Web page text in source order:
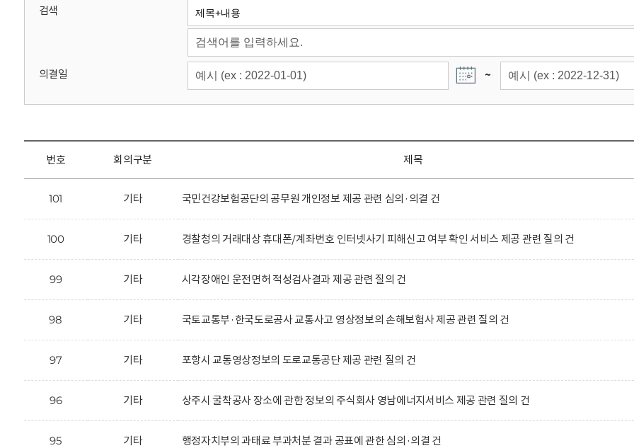
검색
의결일 ~
번호 회의구분 제목
101 기타 국민건강보험공단의 공무원 개인정보 제공 관련 심의·의결 건
100 기타 경찰청의 거래대상 휴대폰/계좌번호 인터넷사기 피해신고 여부 확인 서비스 제공 관련 질의 건
99 기타 시각장애인 운전면허 적성검사결과 제공 관련 질의 건
98 기타 국토교통부·한국도로공사 교통사고 영상정보의 손해보험사 제공 관련 질의 건
97 기타 포항시 교통영상정보의 도로교통공단 제공 관련 질의 건
96 기타 상주시 굴착공사 장소에 관한 정보의 주식회사 영남에너지서비스 제공 관련 질의 건
95 기타 행정자치부의 과태료 부과처분 결과 공표에 관한 심의·의결 건